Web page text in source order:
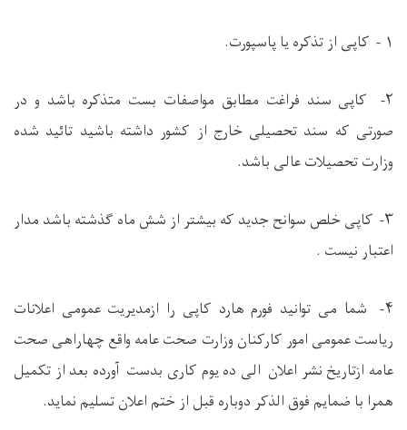
۱ - کاپی از تذکره یا پاسپورت.
۲- کاپی سند فراغت مطابق مواصفات بست متذکره باشد و در
صورتی که سند تحصیلی خارج از کشور داشته باشید تائید شده
وزارت تحصیلات عالی باشد.
۳- کاپی خلص سوانح جدید که بیشتر از شش ماه گذشته باشد مدار
اعتبار نیست .
۴- شما می توانید فورم هارد کاپی را ازمدیریت عمومی اعلانات
ریاست عمومی امورکارکنان وزارت صحت عامه واقع چهاراهی صحت
عامه ازتاریخ نشر اعلان الی ده یوم کاری بدست آورده بعد از تکمیل
همرا با ضمایم فوق الذکر دوباره قبل از ختم اعلان تسلیم نماید.